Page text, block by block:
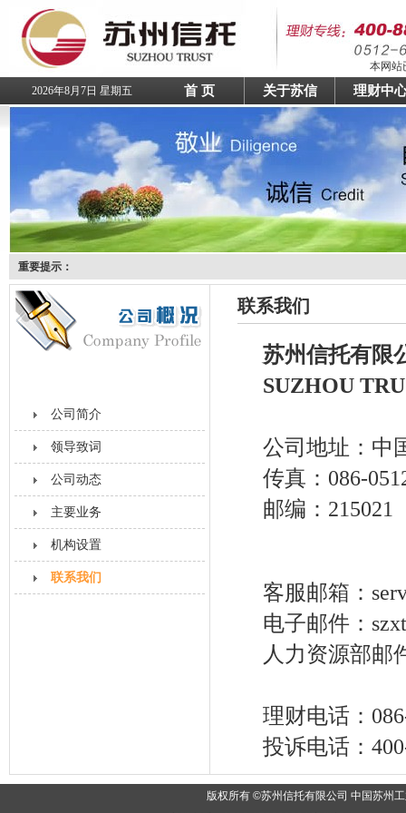
本网站
2026年8月7日 星期五
首 页 关于苏信 理财中
重要提示：
公司简介
领导致词
公司动态
主要业务
机构设置
联系我们
联系我们
苏州信托有限
SUZHOU
公司地址：中
传真：086-
邮编：215021
客服邮箱：
电子邮件：
人力资源部
理财电话：
投诉电话：
版权所有 ©苏州信托有限公司 中国苏州